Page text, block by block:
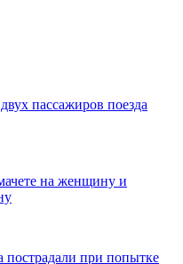
пассажиров поезда
на женщину и
пострадали при попытке